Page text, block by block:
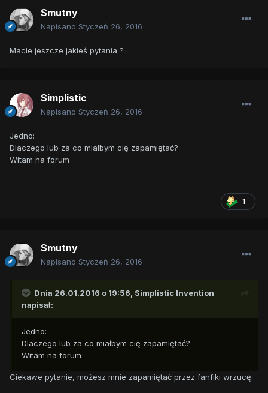
Smutny
Napisano Styczeń 26, 2016
Macie jeszcze jakieś pytania ?
Simplistic
Napisano Styczeń 26, 2016
Jedno:
Dlaczego lub za co miałbym cię zapamiętać?
Witam na forum
1
Smutny
Napisano Styczeń 26, 2016
Dnia 26.01.2016 o 19:56, Simplistic Invention
napisał:
Jedno:
Dlaczego lub za co miałbym cię zapamiętać?
Witam na forum
Ciekawe pytanie, możesz mnie zapamiętać przez fanfiki wrzucę.